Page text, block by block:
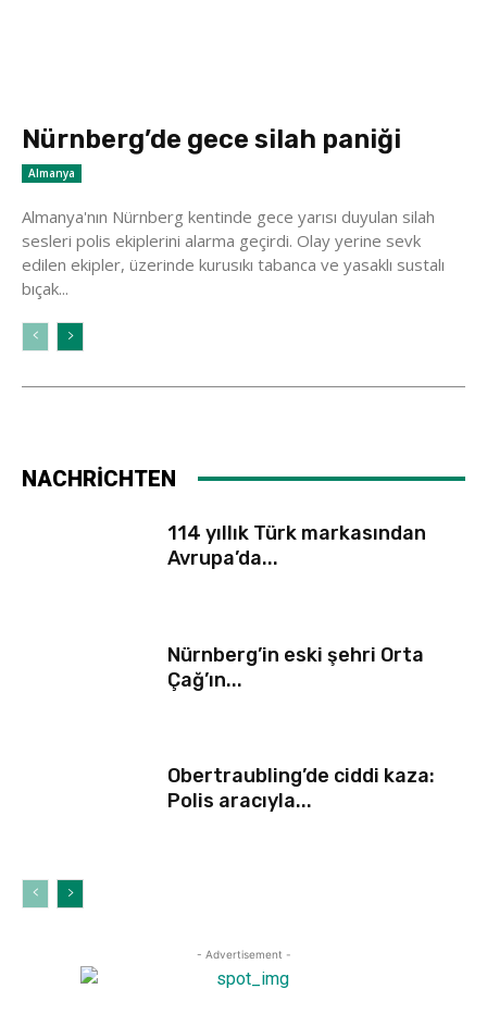
Nürnberg’de gece silah paniği
Almanya
Almanya'nın Nürnberg kentinde gece yarısı duyulan silah
sesleri polis ekiplerini alarma geçirdi. Olay yerine sevk
edilen ekipler, üzerinde kurusıkı tabanca ve yasaklı sustalı
bıçak...
NACHRİCHTEN
114 yıllık Türk markasından
Avrupa’da...
Nürnberg’in eski şehri Orta
Çağ’ın...
Obertraubling’de ciddi kaza:
Polis aracıyla...
- Advertisement -